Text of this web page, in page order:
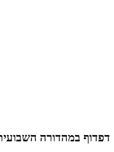
דפדוף במהדורה